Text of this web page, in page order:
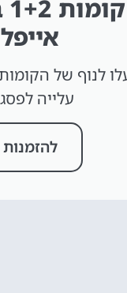
אייפל
עלייה
להזמנות